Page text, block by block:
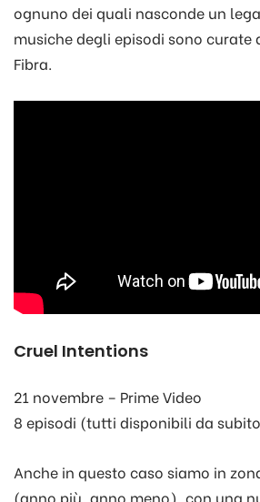
ognuno dei quali nasconde un
musiche degli episodi sono curate
Fibra.
Cruel Intentions
21 novembre – Prime Video
8 episodi (tutti disponibili da
Anche in questo caso siamo in
(anno più, anno meno), con una